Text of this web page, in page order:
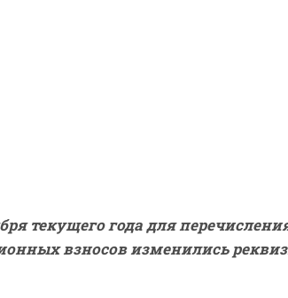
текущего года для
взносов изменились